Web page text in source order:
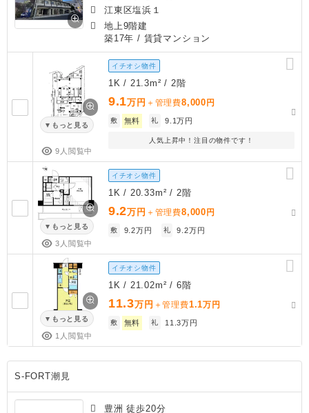
江東区塩浜１
地上9階建
築17年 / 賃貸マンション
もっと見る
9人閲覧中
イチオシ物件
1K / 21.3m² / 2階
9.1万円 ＋管理費8,000 円
敷 無料 礼 9.1万円
人気上昇中！注目の物件です！
もっと見る
3人閲覧中
イチオシ物件
1K / 20.33m² / 2階
9.2万円 ＋管理費8,000 円
敷 9.2万円 礼 9.2万円
もっと見る
1人閲覧中
イチオシ物件
1K / 21.02m² / 6階
11.3万円 ＋管理費1.1万円
敷 無料 礼 11.3万円
S-FORT潮見
豊洲 徒歩20分